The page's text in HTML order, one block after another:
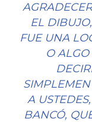
EL
FUE UNA
O ALGO
A
BANCÓ,